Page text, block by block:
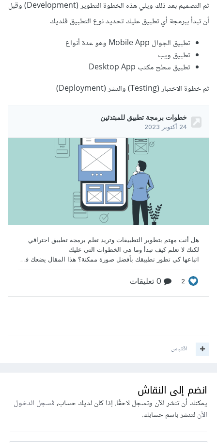
ثم التصميم بعد ذلك ويلي هذه الخطوة التطوير (Development) وقبل
أن تبدأ ببرمجة أي تطبيق عليك تحديد نوع التطبيق فلديك
تطبيق الجوال Mobile App وهو عدة أنواع
تطبيق ويب
تطبيق سطح مكتب Desktop App
ثم خطوة الاختبار (Testing) والنشر (Deployment)
اقتباس
انضم إلى النقاش
يمكنك أن تنشر الآن وتسجل لاحقًا. إذا كان لديك حساب،فسجل الدخول
الآنلتنشر باسم حسابك.